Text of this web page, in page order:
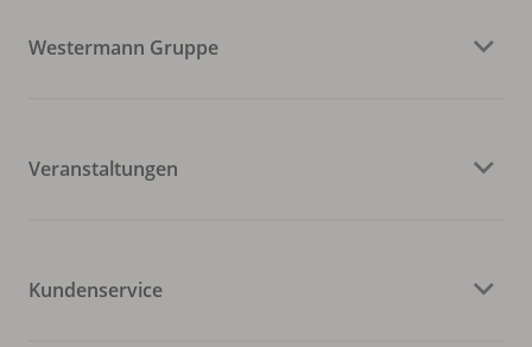
Westermann Gruppe
Veranstaltungen
Kundenservice